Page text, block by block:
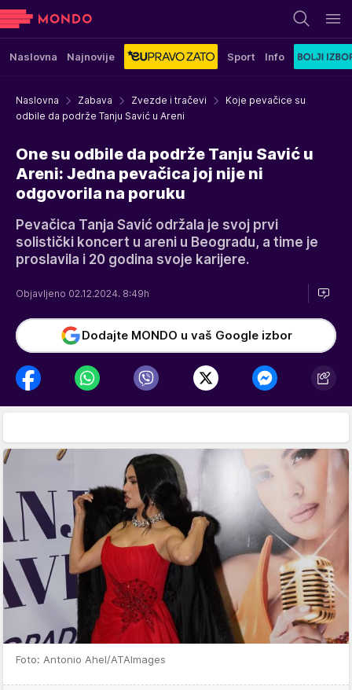
Naslovna Najnovije Sport Info
Naslovna Zabava Zvezde i tračevi
Koje pevačice su
odbile da podrže Tanju Savić u Areni
One su odbile da podrže Tanju Savić u
Areni: Jedna pevačica joj nije ni
odgovorila na poruku
Pevačica Tanja Savić održala je svoj prvi
solistički koncert u areni u Beogradu, a time je
proslavila i 20 godina svoje karijere.
Objavljeno 02.12.2024. 8:49h
Dodajte MONDO u vaš Google izbor
Foto: Antonio Ahel/ATAImages